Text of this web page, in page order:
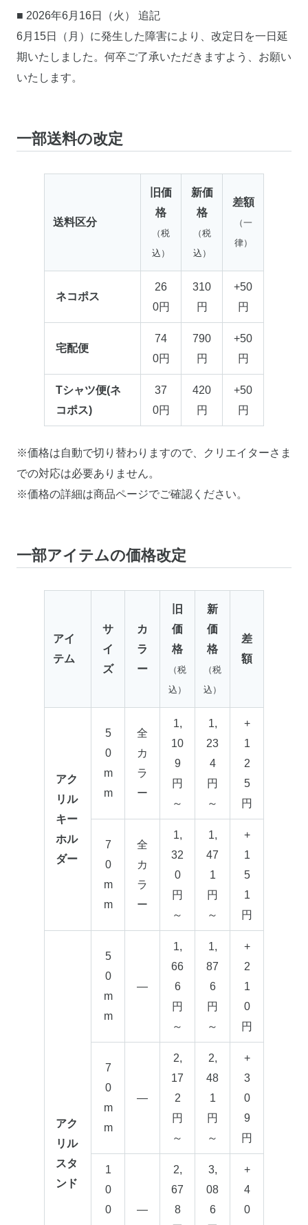
■ 2026年6月16日（火） 追記
6月15日（月）に発生した障害により、改定日を一日延
期いたしました。何卒ご了承いただきますよう、お願い
いたします。
一部送料の改定
送料区分
旧価
格
（税
込）
新価
格
（税
込）
差額
（一
律）
ネコポス
26
0円
310
円
+50
円
宅配便
74
0円
790
円
+50
円
Tシャツ便(ネ
コポス)
37
0円
420
円
+50
円
※価格は自動で切り替わりますので、クリエイターさま
での対応は必要ありません。
※価格の詳細は商品ページでご確認ください。
一部アイテムの価格改定
アイ
テム
サ
イ
ズ
カ
ラ
ー
旧
価
格
（税
込）
新
価
格
（税
込）
差
額
アク
リル
キー
ホル
ダー
5
0
m
m
全
カ
ラ
ー
1,
10
9
円
～
1,
23
4
円
～
+
1
2
5
円
7
0
m
m
全
カ
ラ
ー
1,
32
0
円
～
1,
47
1
円
～
+
1
5
1
円
アク
リル
スタ
ンド
5
0
m
m
—
1,
66
6
円
～
1,
87
6
円
～
+
2
1
0
円
7
0
m
m
—
2,
17
2
円
～
2,
48
1
円
～
+
3
0
9
円
1
0
0
—
2,
67
8
3,
08
6
+
4
0